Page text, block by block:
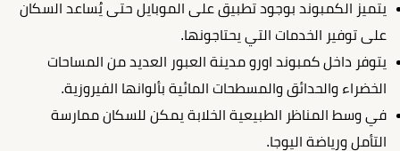
يتميز الكمبوند بوجود تطبيق على الموبايل حتى يُساعد السكان
على توفير الخدمات التي يحتاجونها.
يتوفر داخل كمبوند اورو مدينة العبور العديد من المساحات
الخضراء والحدائق والمسطحات المائية بألوانها الفيروزية.
في وسط المناظر الطبيعية الخلابة يمكن للسكان ممارسة
التأمل ورياضة اليوجا.